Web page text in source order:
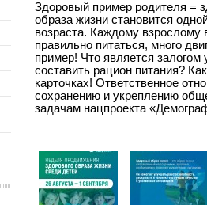
Здоровый пример родителя =
образа жизни становится
возраста. Каждому взрослому
правильно питаться, много
пример! Что является залогом
составить рацион питания?
карточках! Ответственное
сохранению и укреплению
задачам нацпроекта